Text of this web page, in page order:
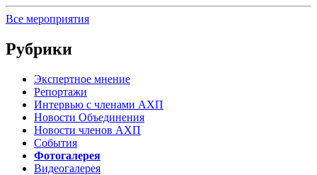
Все мероприятия
Рубрики
Экспертное мнение
Репортажи
Интервью с членами АХП
Новости Объединения
Новости членов АХП
События
Фотогалерея
Видеогалерея